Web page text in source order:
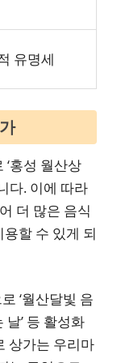
유명세
홍성 월산상
다. 이에 따라
더 많은 음식
할 수 있게 되
‘월산달빛 음
날’ 등 활성화
상가는 우리마